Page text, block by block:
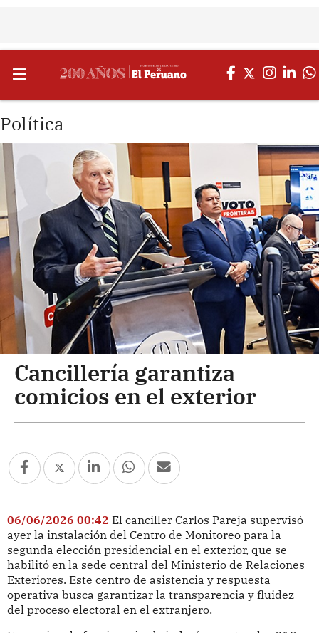
Política
Cancillería garantiza
comicios en el exterior
06/06/2026 00:42 El canciller Carlos Pareja supervisó
ayer la instalación del Centro de Monitoreo para la
segunda elección presidencial en el exterior, que se
habilitó en la sede central del Ministerio de Relaciones
Exteriores. Este centro de asistencia y respuesta
operativa busca garantizar la transparencia y fluidez
del proceso electoral en el extranjero.